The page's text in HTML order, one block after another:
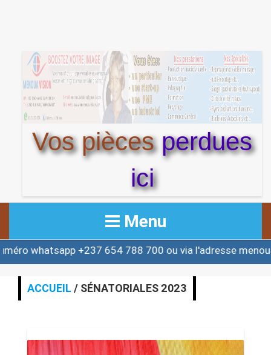
Vos piècesperdues
ici
Menu
ACCUEIL
ACTUALITE
ALERTE
+237 654 788 700 ou via l'adresse
ACCUEIL / SÉNATORIALES 2023